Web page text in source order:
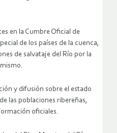
en la Cumbre Oficial de
de los países de la cuenca,
de salvataje del Río por la
y difusión sobre el estado
las poblaciones ribereñas,
oficiales.